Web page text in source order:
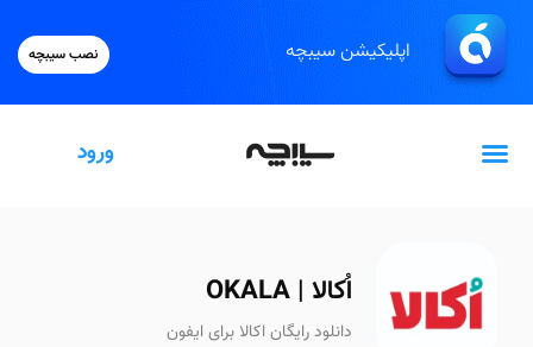
نصب سیبچه اپلیکیشن سیبچه
ورود
اُکالا | OKALA
دانلود رایگان اکالا برای ایفون